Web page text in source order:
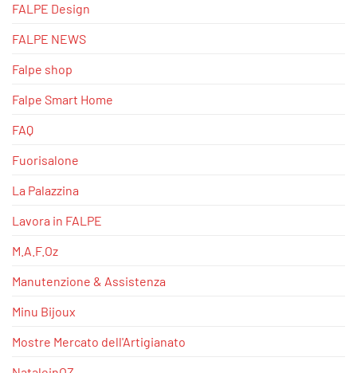
FALPE Design
FALPE NEWS
Falpe shop
Falpe Smart Home
FAQ
Fuorisalone
La Palazzina
Lavora in FALPE
M.A.F.Oz
Manutenzione & Assistenza
Minu Bijoux
Mostre Mercato dell'Artigianato